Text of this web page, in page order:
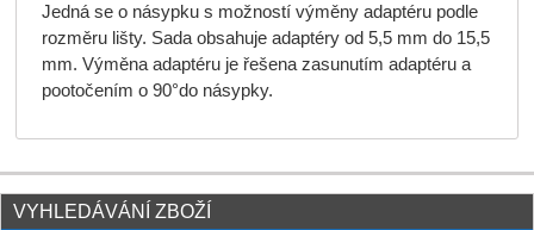
Jedná se o násypku s možností výměny adaptéru podle
rozměru lišty. Sada obsahuje adaptéry od 5,5 mm do 15,5
mm. Výměna adaptéru je řešena zasunutím adaptéru a
pootočením o 90°do násypky.
VYHLEDÁVÁNÍ ZBOŽÍ